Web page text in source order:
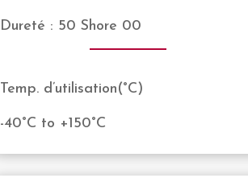
Dureté : 50 Shore 00
Temp. d’utilisation(°C)
-40°C to +150°C